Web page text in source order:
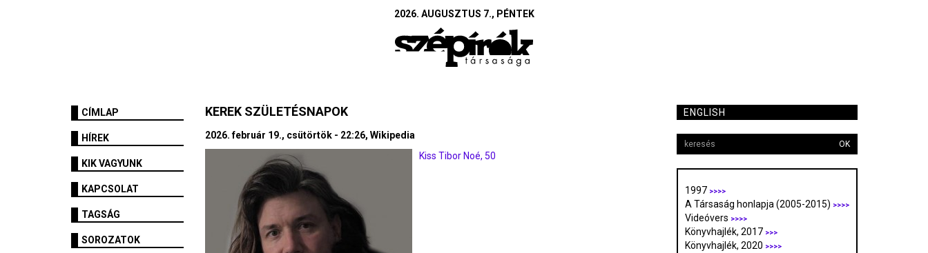
2026. AUGUSZTUS 7., PÉNTEK
CÍMLAP
HÍREK
KIK VAGYUNK
KAPCSOLAT
TAGSÁG
SOROZATOK
KEREK SZÜLETÉSNAPOK
2026. február 19., csütörtök - 22:26, Wikipedia
Kiss Tibor Noé, 50
ENGLISH
OK
1997 >>>>
A Társaság honlapja (2005-2015) >>>>
Videóvers >>>>
Könyvhajlék, 2017 >>>
Könyvhajlék, 2020 >>>>